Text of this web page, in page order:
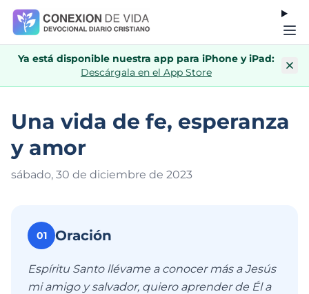
Ya está disponible nuestra app para iPhone y iPad:
Descárgala en el App Store
Una vida de fe, esperanza
y amor
sábado, 30 de diciembre de 2023
01 Oración
Espíritu Santo llévame a conocer más a Jesús
mi amigo y salvador, quiero aprender de Él a